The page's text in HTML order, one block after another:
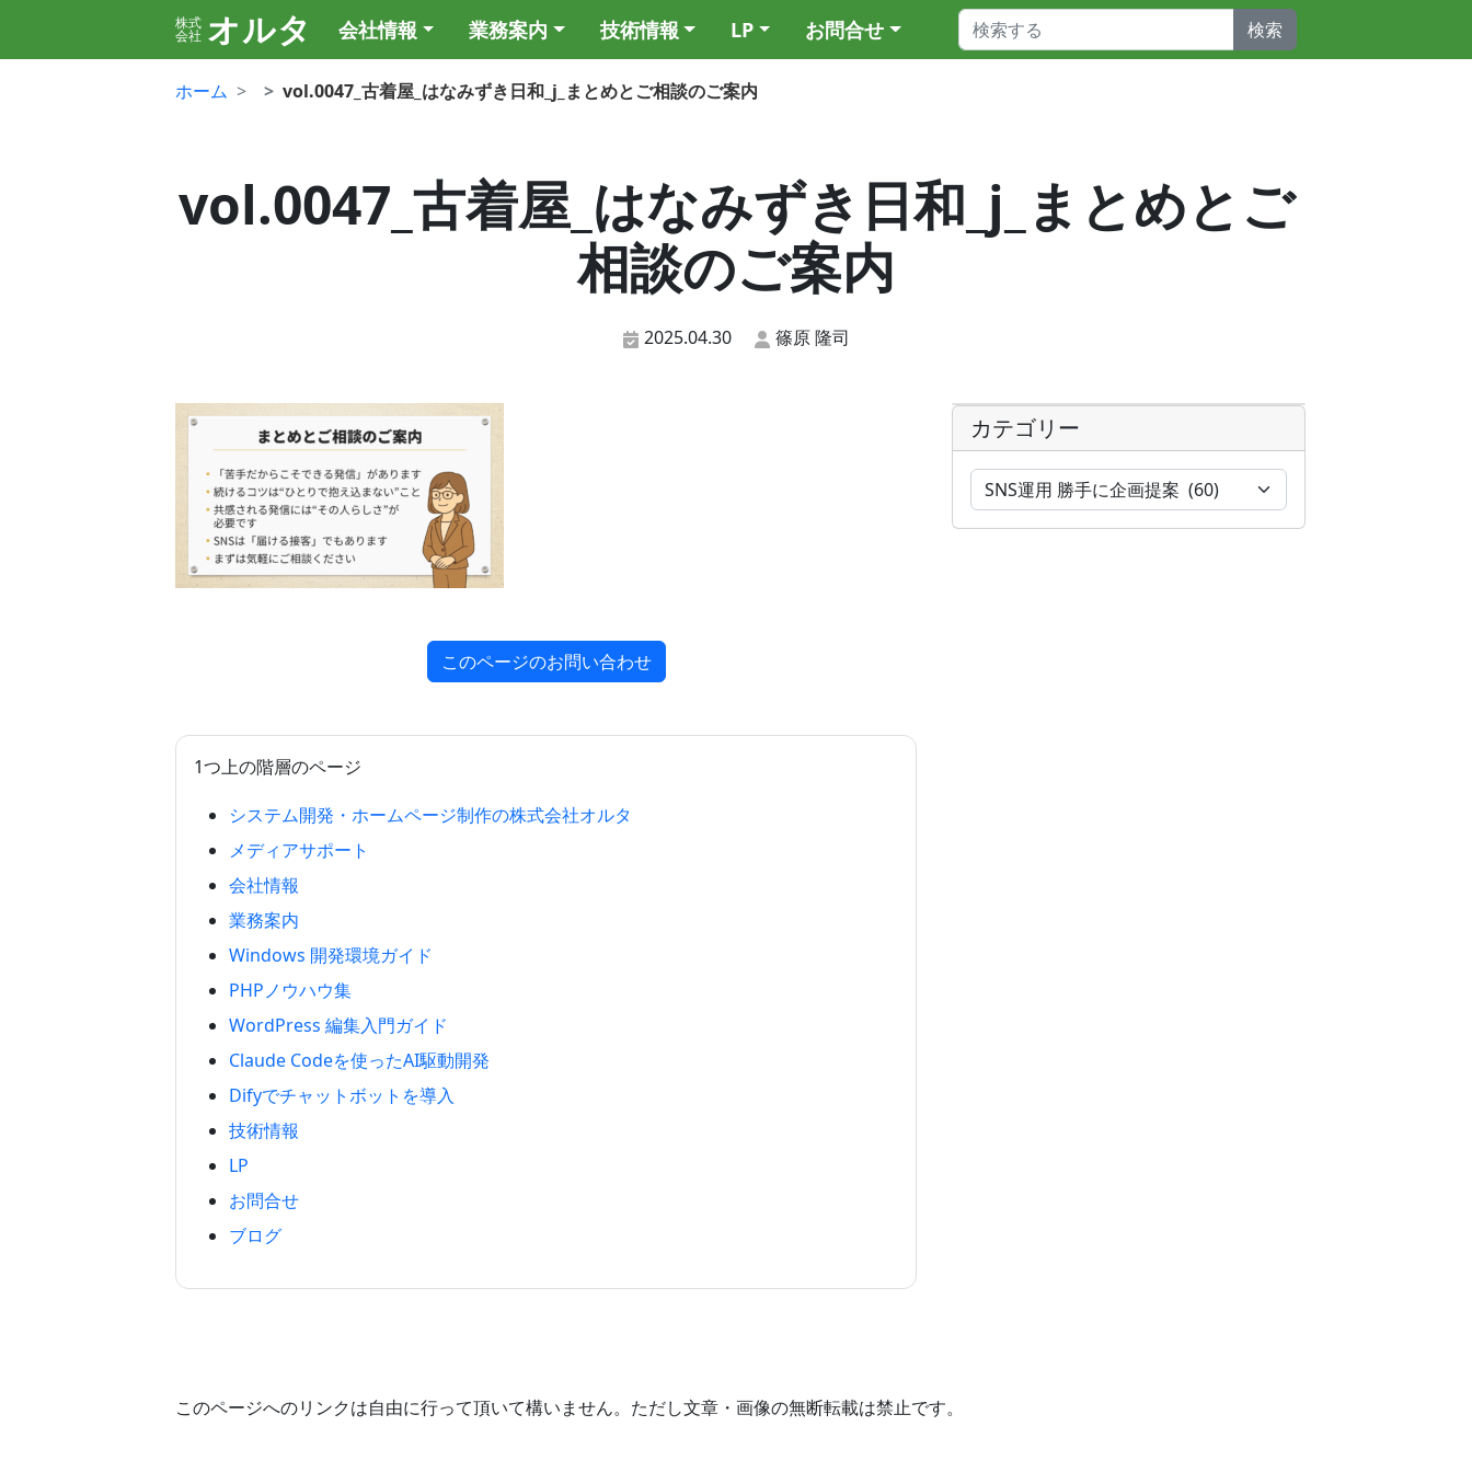
株式
会社 オルタ 会社情報 業務案内 技術情報 LP お問合せ 検索
ホーム vol.0047_古着屋_はなみずき日和_j_まとめとご相談のご案内
vol.0047_古着屋_はなみずき日和_j_まとめとご
相談のご案内
2025.04.30 篠原 隆司
このページのお問い合わせ
1つ上の階層のページ
システム開発・ホームページ制作の株式会社オルタ
メディアサポート
会社情報
業務案内
Windows 開発環境ガイド
PHPノウハウ集
WordPress 編集入門ガイド
Claude Codeを使ったAI駆動開発
Difyでチャットボットを導入
技術情報
LP
お問合せ
ブログ
カテゴリー
このページへのリンクは自由に行って頂いて構いません。ただし文章・画像の無断転載は禁止です。